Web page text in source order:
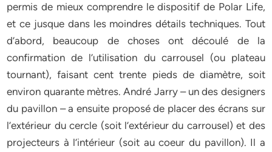
permis de mieux comprendre le dispositif de Polar Life,
et ce jusque dans les moindres détails techniques. Tout
d’abord, beaucoup de choses ont découlé de la
confirmation de l’utilisation du carrousel (ou plateau
tournant), faisant cent trente pieds de diamètre, soit
environ quarante mètres. André Jarry – un des designers
du pavillon – a ensuite proposé de placer des écrans sur
l’extérieur du cercle (soit l’extérieur du carrousel) et des
projecteurs à l’intérieur (soit au coeur du pavillon). Il a